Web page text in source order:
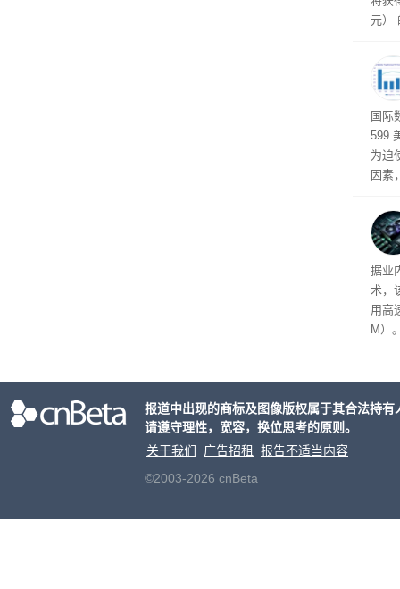
元）
高效
国际
599
为迫
因素
新
普通
重
厂商
和“
据业
术，
用高
M）
报道中出现的商标及图像版权属于其合法持
请遵守理性，宽容，换位思考的原则。
关于我们
广告招租
报告不适当内容
©2003-2026 cnBeta